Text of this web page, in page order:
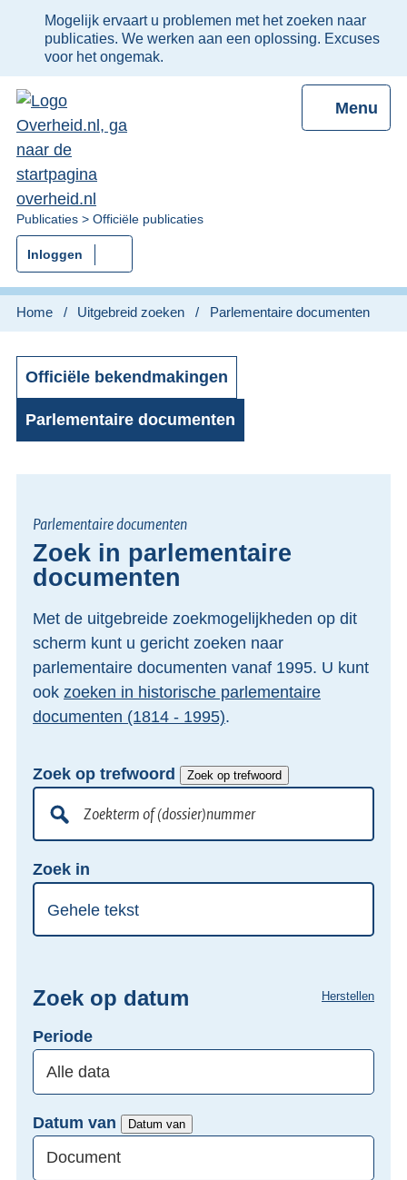
Ter
informatie:
Mogelijk ervaart u problemen met het zoeken naar
publicaties. We werken aan een oplossing. Excuses
voor het ongemak.
Menu
U
bent
nu
hier:
Publicaties Officiële publicaties
Inloggen
Home Uitgebreid zoeken Parlementaire documenten
Officiële bekendmakingen
Parlementaire documenten
Zoek in parlementaire
documenten
Parlementaire documenten
Met de uitgebreide zoekmogelijkheden op dit
scherm kunt u gericht zoeken naar
parlementaire documenten vanaf 1995. U kunt
ook zoeken in historische parlementaire
documenten (1814 - 1995).
Doorzoek
alle
lokale
wet-
en
regelgeving
Zoek op trefwoord Zoek op trefwoord
of
(dossier)nummer
hier
uw
in
Zoek in
Zoek op datum
Periode
Datum van Datum van
Herstellen